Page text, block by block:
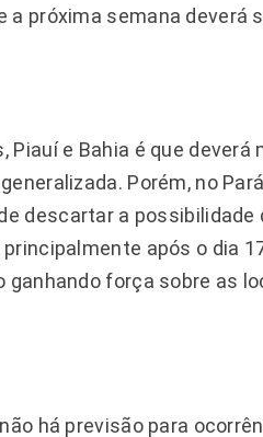
a próxima semana deverá
Piauí e Bahia é que
Porém, no
descartar a
após o dia
força sobre as
há previsão para